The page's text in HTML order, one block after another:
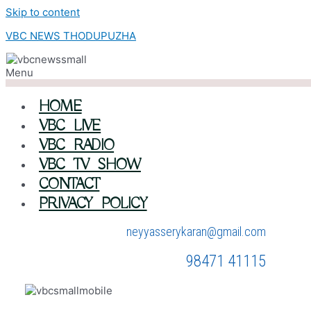
Skip to content
VBC NEWS THODUPUZHA
Menu
HOME
VBC LIVE
VBC RADIO
VBC TV SHOW
CONTACT
PRIVACY POLICY
neyyasserykaran@gmail.com
98471 41115